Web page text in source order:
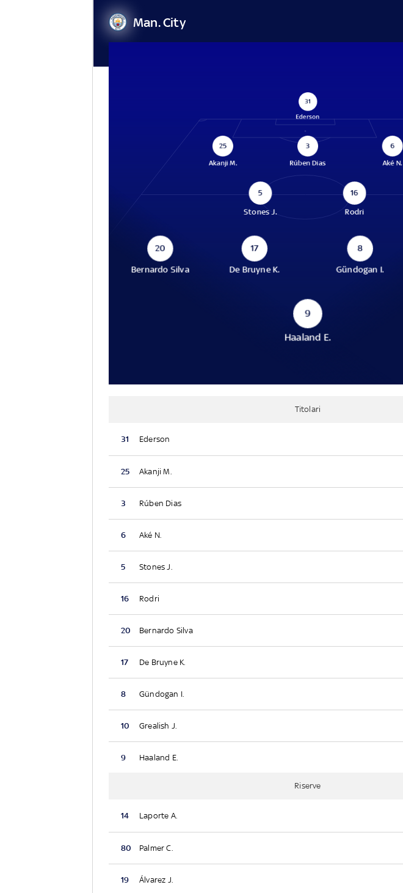
Man. City
31
Ederson
25
Akanji M.
3
Rúben Dias
6
Aké N.
5
Stones J.
16
Rodri
20
Bernardo Silva
17
De Bruyne K.
8
Gündogan I.
9
Haaland E.
Titolari
31 Ederson
25 Akanji M.
3 Rúben Dias
6 Aké N.
5 Stones J.
16 Rodri
20 Bernardo Silva
17 De Bruyne K.
8 Gündogan I.
10 Grealish J.
9 Haaland E.
Riserve
14 Laporte A.
80 Palmer C.
19 Álvarez J.